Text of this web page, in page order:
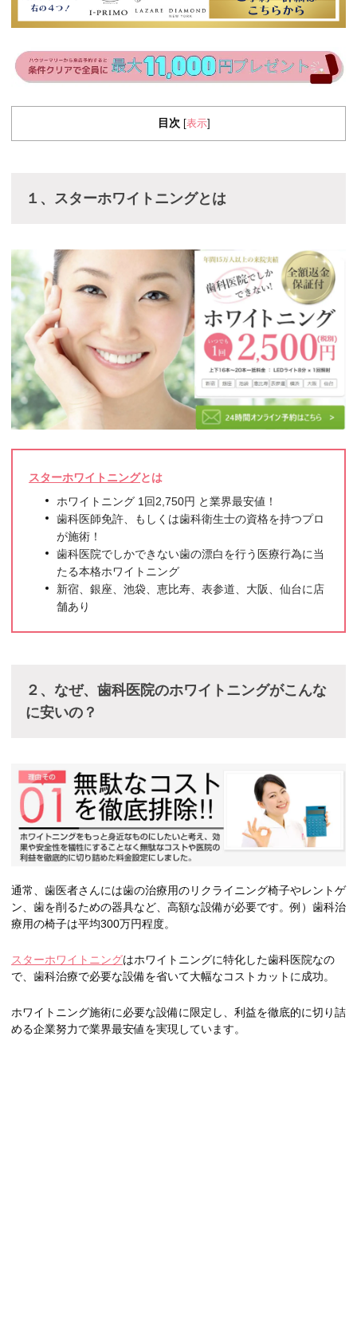
目次 [表示]
１、スターホワイトニングとは
スターホワイトニングとは
ホワイトニング 1回2,750円 と業界最安値！
歯科医師免許、もしくは歯科衛生士の資格を持つプロ
が施術！
歯科医院でしかできない歯の漂白を行う医療行為に当
たる本格ホワイトニング
新宿、銀座、池袋、恵比寿、表参道、大阪、仙台に店
舗あり
２、なぜ、歯科医院のホワイトニングがこんな
に安いの？
通常、歯医者さんには歯の治療用のリクライニング椅子やレントゲ
ン、歯を削るための器具など、高額な設備が必要です。例）歯科治
療用の椅子は平均300万円程度。
スターホワイトニングはホワイトニングに特化した歯科医院なの
で、歯科治療で必要な設備を省いて大幅なコストカットに成功。
ホワイトニング施術に必要な設備に限定し、利益を徹底的に切り詰
める企業努力で業界最安値を実現しています。